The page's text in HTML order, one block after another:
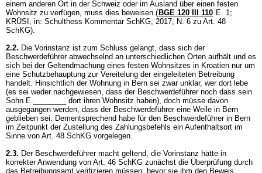
einem anderen Ort in der Schweiz oder im Ausland über einen festen
Wohnsitz zu verfügen, muss dies beweisen ( BGE 120 III 110 E. 1;
KRÜSI, in: Schulthess Kommentar SchKG, 2017, N. 6 zu Art. 48
SchKG).
2.2. Die Vorinstanz ist zum Schluss gelangt, dass sich der
Beschwerdeführer abwechselnd an unterschiedlichen Orten aufhält und es
sich bei der Geltendmachung eines festen Wohnsitzes in Kroatien nur um
eine Schutzbehauptung zur Vereitelung der eingeleiteten Betreibung
handelt. Hinsichtlich der Wohnung in Bern sei zwar unklar, wer dort lebe
(es sei weder nachgewiesen, dass der Beschwerdeführer noch dass sein
Sohn E.________ dort ihren Wohnsitz haben), doch müsse davon
ausgegangen werden, dass der Beschwerdeführer eine Weile in Bern
geblieben sei. Dementsprechend habe für den Beschwerdeführer in Bern
im Zeitpunkt der Zustellung des Zahlungsbefehls ein Aufenthaltsort im
Sinne von Art. 48 SchKG vorgelegen.
2.3. Der Beschwerdeführer macht geltend, die Vorinstanz hätte in
korrekter Anwendung von Art. 46 SchKG zunächst die Überprüfung durch
das Betreibungsamt verifizieren müssen, bevor sie ihm den Beweis